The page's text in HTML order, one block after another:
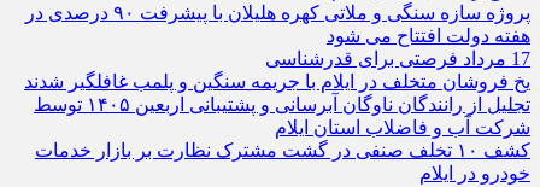
پروژه سازه سنگی و ملاتی کهره هلیلان با پیشرفت ۹۰ درصدی در
هفته دولت افتتاح می شود
17 مرداد فرصتی برای قدرشناسی
یخ‌ فروشان متخلف در ایلام با جریمه سنگین و پلمب غافلگیر شدند
تجلیل از رانندگان ناوگان آبرسانی و پشتیبانی اربعین ۱۴۰۵ توسط
شرکت آب و فاضلاب استان ایلام
کشف ۱۰ تخلف صنفی در گشت مشترک نظارت بر بازار خدمات
خودرو در ایلام